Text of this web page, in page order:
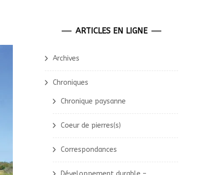
ARTICLES EN LIGNE
Archives
Chroniques
Chronique paysanne
Coeur de pierres(s)
Correspondances